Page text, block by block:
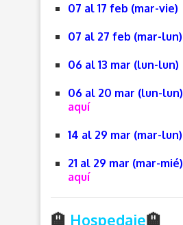
07 al 17 feb (mar-vie)
07 al 27 feb (mar-lun)
06 al 13 mar (lun-lun)
06 al 20 mar (lun-lun)
aquí
14 al 29 mar (mar-lun)
21 al 29 mar (mar-mié)
aquí
🏨 Hospedaje🏨